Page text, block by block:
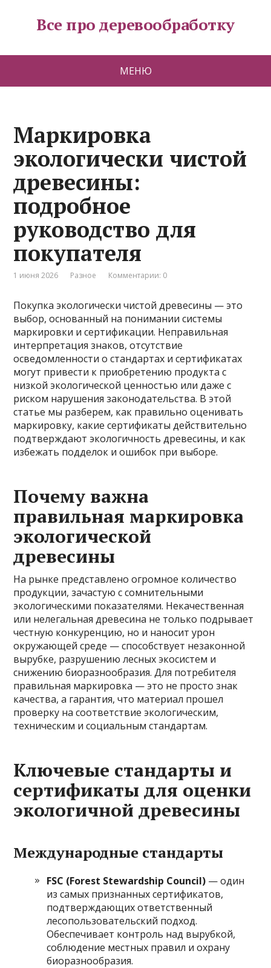
Все про деревообработку
МЕНЮ
Маркировка
экологически чистой
древесины:
подробное
руководство для
покупателя
1 июня 2026 Разное Комментарии: 0
Покупка экологически чистой древесины — это
выбор, основанный на понимании системы
маркировки и сертификации. Неправильная
интерпретация знаков, отсутствие
осведомленности о стандартах и сертификатах
могут привести к приобретению продукта с
низкой экологической ценностью или даже с
риском нарушения законодательства. В этой
статье мы разберем, как правильно оценивать
маркировку, какие сертификаты действительно
подтверждают экологичность древесины, и как
избежать подделок и ошибок при выборе.
Почему важна
правильная маркировка
экологической
древесины
На рынке представлено огромное количество
продукции, зачастую с сомнительными
экологическими показателями. Некачественная
или нелегальная древесина не только подрывает
честную конкуренцию, но и наносит урон
окружающей среде — способствует незаконной
вырубке, разрушению лесных экосистем и
снижению биоразнообразия. Для потребителя
правильная маркировка — это не просто знак
качества, а гарантия, что материал прошел
проверку на соответствие экологическим,
техническим и социальным стандартам.
Ключевые стандарты и
сертификаты для оценки
экологичной древесины
Международные стандарты
FSC (Forest Stewardship Council) — один
из самых признанных сертификатов,
подтверждающих ответственный
лесопользовательский подход.
Обеспечивает контроль над вырубкой,
соблюдение местных правил и охрану
биоразнообразия.